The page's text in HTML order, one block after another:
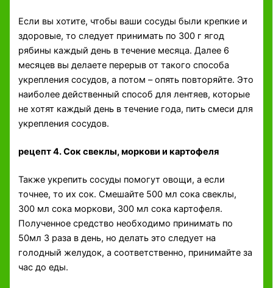
Если вы хотите, чтобы ваши сосуды были крепкие и
здоровые, то следует принимать по 300 г ягод
рябины каждый день в течение месяца. Далее 6
месяцев вы делаете перерыв от такого способа
укрепления сосудов, а потом – опять повторяйте. Это
наиболее действенный способ для лентяев, которые
не хотят каждый день в течение года, пить смеси для
укрепления сосудов.
рецепт 4. Сок свеклы, моркови и картофеля
Также укрепить сосуды помогут овощи, а если
точнее, то их сок. Смешайте 500 мл сока свеклы,
300 мл сока моркови, 300 мл сока картофеля.
Полученное средство необходимо принимать по
50мл 3 раза в день, но делать это следует на
голодный желудок, а соответственно, принимайте за
час до еды.